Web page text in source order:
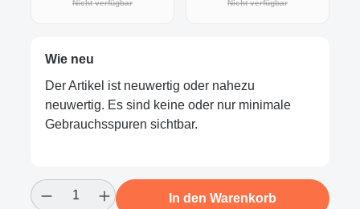
Nicht verfügbar(Diese Option ist zurzeit nicht verfügbar.)
Nicht verfügbar(Diese Option ist
Wie neu
Der Artikel ist neuwertig oder nahezu
neuwertig. Es sind keine oder nur minimale
Gebrauchsspuren sichtbar.
Produkt Anzahl: Gib den gewünschten
In den Warenkorb